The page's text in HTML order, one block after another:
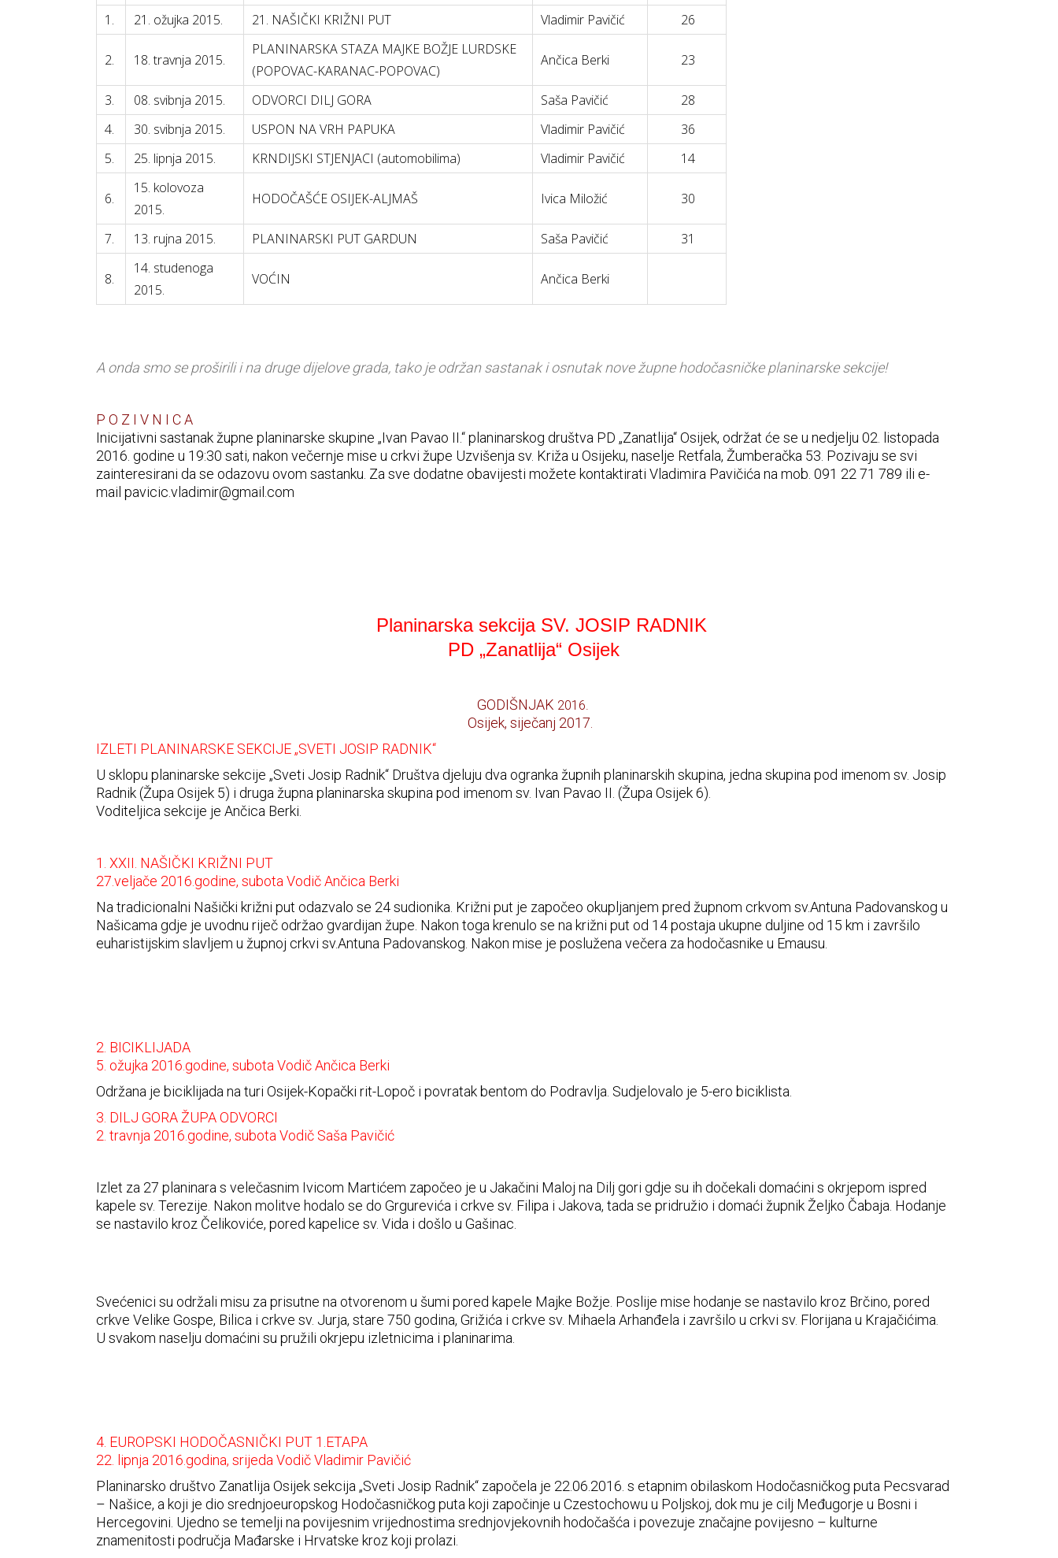
1.
21. ožujka 2015. 21. NAŠIČKI KRIŽNI PUT Vladimir Pavičić 26
2. 18. travnja 2015.
PLANINARSKA STAZA MAJKE BOŽJE LURDSKE
(POPOVAC-KARANAC-POPOVAC)
Ančica Berki 23
3. 08. svibnja 2015. ODVORCI DILJ GORA Saša Pavičić
28
4.
30. svibnja 2015. USPON NA VRH PAPUKA Vladimir Pavičić
36
5.
25. lipnja 2015. KRNDIJSKI STJENJACI (automobilima) Vladimir Pavičić 14
6.
15. kolovoza
2015.
HODOČAŠĆE OSIJEK-ALJMAŠ Ivica Miložić 30
7. 13. rujna 2015. PLANINARSKI PUT GARDUN Saša Pavičić 31
8.
14. studenoga
2015.
VOĆIN Ančica Berki
A onda smo se proširili i na druge dijelove grada, tako je održan sastanak i osnutak nove župne hodočasničke planinarske sekcije!
P O Z I V N I C A
Inicijativni sastanak župne planinarske skupine „Ivan Pavao II.“ planinarskog društva PD „Zanatlija“ Osijek, održat će se u nedjelju 02. listopada
2016. godine u 19:30 sati, nakon večernje mise u crkvi župe Uzvišenja sv. Križa u Osijeku, naselje Retfala, Žumberačka 53. Pozivaju se svi
zainteresirani da se odazovu ovom sastanku. Za sve dodatne obavijesti možete kontaktirati Vladimira Pavičića na mob. 091 22 71 789 ili e-
mail pavicic.vladimir@gmail.com
Planinarska sekcija SV. JOSIP RADNIK
PD „Zanatlija“ Osijek
GODIŠNJAK 2016.
Osijek, siječanj 2017.
IZLETI PLANINARSKE SEKCIJE „SVETI JOSIP RADNIK“
U sklopu planinarske sekcije „Sveti Josip Radnik“ Društva djeluju dva ogranka župnih planinarskih skupina, jedna skupina pod imenom sv. Josip
Radnik (Župa Osijek 5) i druga župna planinarska skupina pod imenom sv. Ivan Pavao II. (Župa Osijek 6).
Voditeljica sekcije je Ančica Berki.
1. XXII. NAŠIČKI KRIŽNI PUT
27.veljače 2016.godine, subota Vodič Ančica Berki
Na tradicionalni Našički križni put odazvalo se 24 sudionika. Križni put je započeo okupljanjem pred župnom crkvom sv.Antuna Padovanskog u
Našicama gdje je uvodnu riječ održao gvardijan župe. Nakon toga krenulo se na križni put od 14 postaja ukupne duljine od 15 km i završilo
euharistijskim slavljem u župnoj crkvi sv.Antuna Padovanskog. Nakon mise je poslužena večera za hodočasnike u Emausu.
2. BICIKLIJADA
5. ožujka 2016.godine, subota Vodič Ančica Berki
Održana je biciklijada na turi Osijek-Kopački rit-Lopoč i povratak bentom do Podravlja. Sudjelovalo je 5-ero biciklista.
3. DILJ GORA ŽUPA ODVORCI
2. travnja 2016.godine, subota Vodič Saša Pavičić
Izlet za 27 planinara s velečasnim Ivicom Martićem započeo je u Jakačini Maloj na Dilj gori gdje su ih dočekali domaćini s okrjepom ispred
kapele sv. Terezije. Nakon molitve hodalo se do Grgurevića i crkve sv. Filipa i Jakova, tada se pridružio i domaći župnik Željko Čabaja. Hodanje
se nastavilo kroz Čelikoviće, pored kapelice sv. Vida i došlo u Gašinac.
Svećenici su održali misu za prisutne na otvorenom u šumi pored kapele Majke Božje. Poslije mise hodanje se nastavilo kroz Brčino, pored
crkve Velike Gospe, Bilica i crkve sv. Jurja, stare 750 godina, Grižića i crkve sv. Mihaela Arhanđela i završilo u crkvi sv. Florijana u Krajačićima.
U svakom naselju domaćini su pružili okrjepu izletnicima i planinarima.
4. EUROPSKI HODOČASNIČKI PUT 1.ETAPA
22. lipnja 2016.godina, srijeda Vodič Vladimir Pavičić
Planinarsko društvo Zanatlija Osijek sekcija „Sveti Josip Radnik“ započela je 22.06.2016. s etapnim obilaskom Hodočasničkog puta Pecsvarad
– Našice, a koji je dio srednjoeuropskog Hodočasničkog puta koji započinje u Czestochowu u Poljskoj, dok mu je cilj Međugorje u Bosni i
Hercegovini. Ujedno se temelji na povijesnim vrijednostima srednjovjekovnih hodočašća i povezuje značajne povijesno – kulturne
znamenitosti područja Mađarske i Hrvatske kroz koji prolazi.